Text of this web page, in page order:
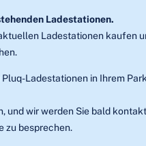
Ladestationen.
Ladestationen kaufen
Ladestationen in Ihrem
und wir werden Sie bald
zu besprechen.